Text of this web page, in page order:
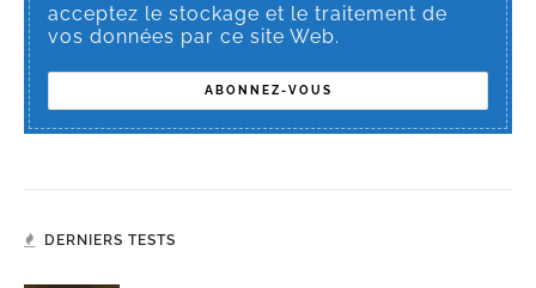
acceptez le stockage et le traitement de
vos données par ce site Web.
DERNIERS TESTS